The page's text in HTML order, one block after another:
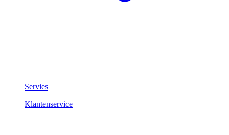
Servies
Klantenservice